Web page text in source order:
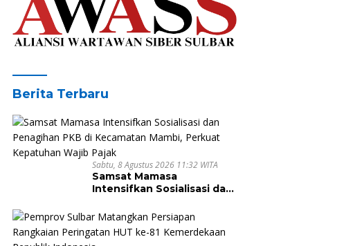
Berita Terbaru
Sabtu, 8 Agustus 2026 11:32 WITA
Samsat Mamasa
Intensifkan Sosialisasi dan
Kecamatan Mambi, Perkuat
Kepatuhan Wajib Pajak